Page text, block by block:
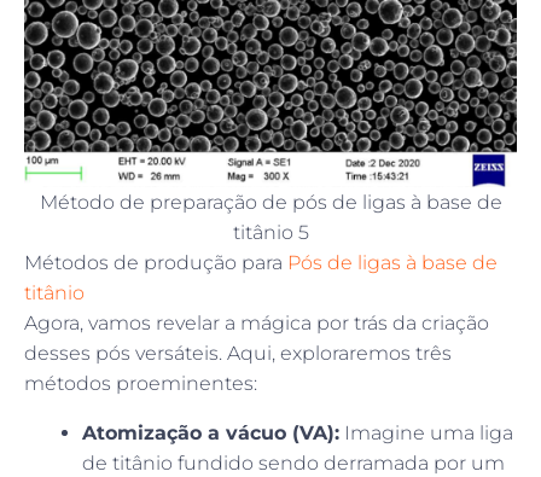
Método de preparação de pós de ligas à base de
titânio 5
Métodos de produção para Pós de ligas à base de
titânio
Agora, vamos revelar a mágica por trás da criação
desses pós versáteis. Aqui, exploraremos três
métodos proeminentes:
Atomização a vácuo (VA): Imagine uma liga
de titânio fundido sendo derramada por um